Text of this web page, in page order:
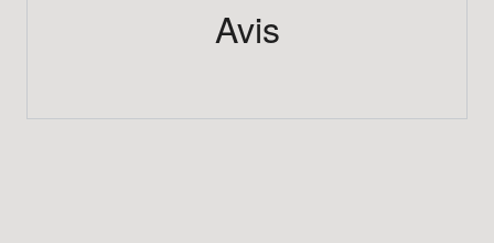
Avis